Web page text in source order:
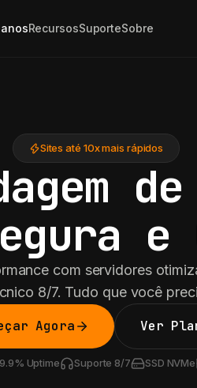
RecursosSuporteSobre
Sites até 10x mais rápidos
com servidores
8/7. Tudo que você
Agora Ver
Uptime Suporte 8/7 SSD NVMe